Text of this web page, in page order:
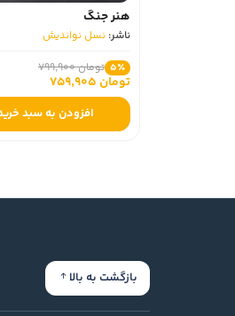
هنر جنگ
ناشر:نسل‏ نواندیش
5٪ تومان 799,900
تومان 759,905
افزودن به سبد خرید
بازگشت به بالا